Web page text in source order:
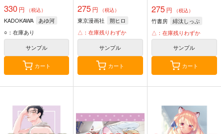
330 円 （税込）
KADOKAWA
あゆ河
○：在庫あり
サンプル
カート
275 円 （税込）
東京漫画社
朔ヒロ
△：在庫残りわずか
サンプル
カート
275円 （税込）
竹書房
緋汰しっぷ
△：在庫残りわずか
サンプル
カート